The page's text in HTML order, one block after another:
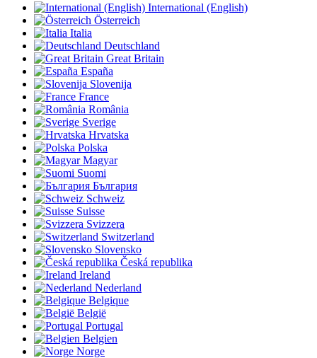
International (English)
Österreich
Italia
Deutschland
Great Britain
España
Slovenija
France
România
Sverige
Hrvatska
Polska
Magyar
Suomi
България
Schweiz
Suisse
Svizzera
Switzerland
Slovensko
Česká republika
Ireland
Nederland
Belgique
België
Portugal
Belgien
Norge